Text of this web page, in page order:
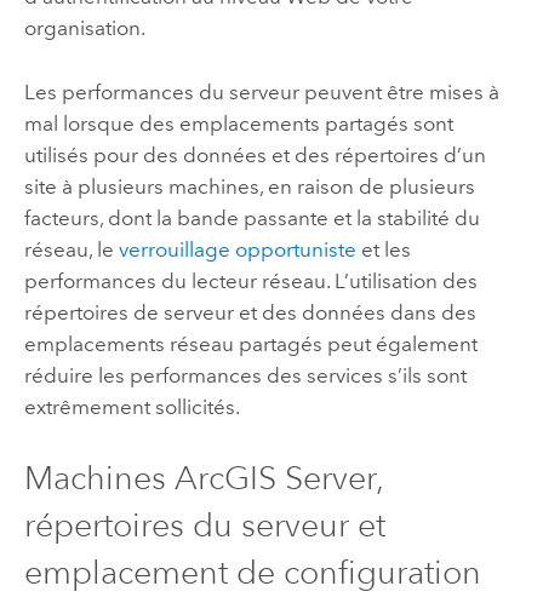
organisation.
Les performances du serveur peuvent être mises à
mal lorsque des emplacements partagés sont
utilisés pour des données et des répertoires d’un
site à plusieurs machines, en raison de plusieurs
facteurs, dont la bande passante et la stabilité du
réseau, le verrouillage opportuniste et les
performances du lecteur réseau. L’utilisation des
répertoires de serveur et des données dans des
emplacements réseau partagés peut également
réduire les performances des services s’ils sont
extrêmement sollicités.
Machines ArcGIS Server,
répertoires du serveur et
emplacement de configuration